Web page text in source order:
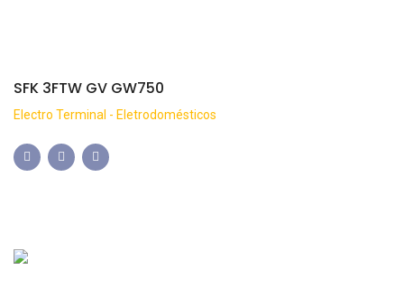
SFK 3FTW GV GW750
Electro Terminal - Eletrodomésticos